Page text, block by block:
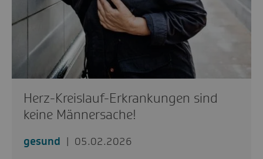
Herz-Kreislauf-Erkrankungen sind
keine Männersache!
gesund
05.02.2026